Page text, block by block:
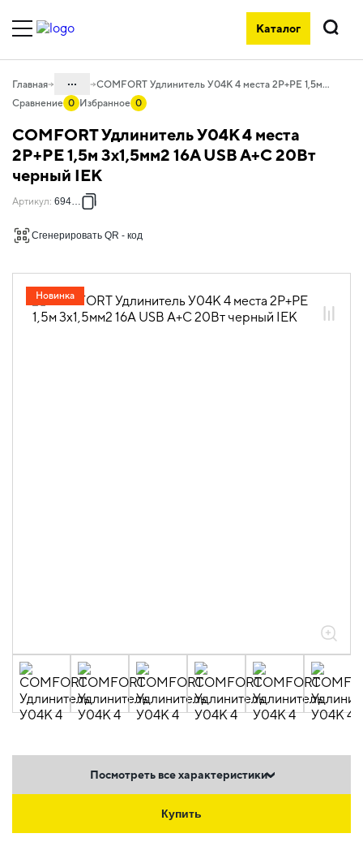
Каталог
Поиск
Главная ...
06. Изделия электроустановочные,
удлинители и силовые разъемы
фильтры
06.02.01 Удлинители бытовые
COMFORT
COMFORT Удлинитель У04К 4 места 2P+PE 1,5м 3х1,5мм2 16А USB A+C 20Вт черный IEK
Сравнение 0 Избранное 0
COMFORT Удлинитель У04К 4 места
2P+PE 1,5м 3х1,5мм2 16А USB A+C 20Вт
черный IEK
Новинка
Артикул: 694616
Сгенерировать QR - код
Посмотреть все характеристики
Купить